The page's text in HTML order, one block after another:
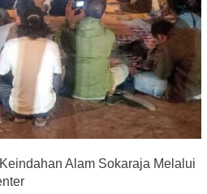
Alam Sokaraja Melalui